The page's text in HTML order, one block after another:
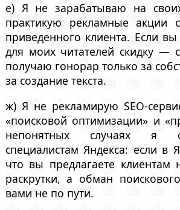
е) Я не зарабатываю на
практикую рекламные акции
приведенного клиента. Если
для моих читателей скидку —
получаю гонорар только за
за создание текста.
ж) Я не рекламирую SEO-
«поисковой оптимизации» и
непонятных случаях я
специалистам Яндекса: если в
что вы предлагаете клиентам
раскрутки, а обман
вами не по пути.